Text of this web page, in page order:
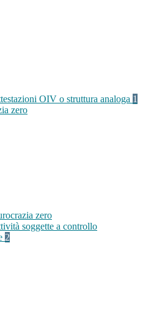
OIV o struttura analoga 1
zero
zero
soggette a controllo
2